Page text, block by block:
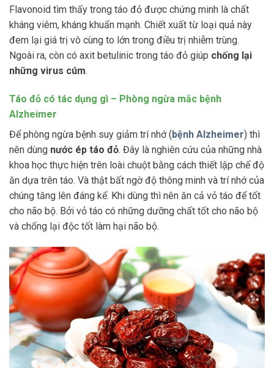
Flavonoid tìm thấy trong táo đỏ được chứng minh là chất
kháng viêm, kháng khuẩn mạnh. Chiết xuất từ loại quả này
đem lại giá trị vô cùng to lớn trong điều trị nhiễm trùng.
Ngoài ra, còn có axit betulinic trong táo đỏ giúp chống lại
những virus cúm.
Táo đỏ có tác dụng gì – Phòng ngừa mắc bệnh
Alzheimer
Để phòng ngừa bệnh suy giảm trí nhớ (bệnh Alzheimer) thì
nên dùng nước ép táo đỏ. Đây là nghiên cứu của những nhà
khoa học thực hiện trên loài chuột bằng cách thiết lập chế độ
ăn dựa trên táo. Và thật bất ngờ độ thông minh và trí nhớ của
chúng tăng lên đáng kể. Khi dùng thì nên ăn cả vỏ táo để tốt
cho não bộ. Bởi vỏ táo có những dưỡng chất tốt cho não bộ
và chống lại độc tốt làm hại não bộ.